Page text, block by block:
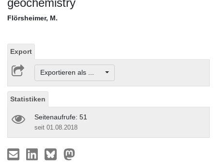
geochemistry
Flörsheimer, M.
Export
Exportieren als ...
Statistiken
Seitenaufrufe: 51
seit 01.08.2018